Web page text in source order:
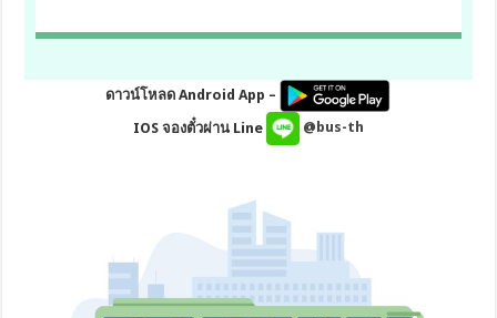
ดาวน์โหลด Android App –
IOS จองตั๋วผ่าน Line
@bus-th